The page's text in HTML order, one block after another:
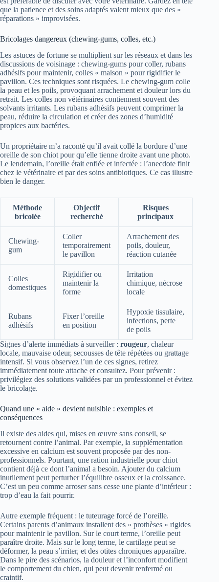
que la patience et des soins adaptés valent mieux que des «
réparations » improvisées.
Bricolages dangereux (chewing-gums, colles, etc.)
Les astuces de fortune se multiplient sur les réseaux et dans les
discussions de voisinage : chewing-gums pour coller, rubans
adhésifs pour maintenir, colles « maison » pour rigidifier le
pavillon. Ces techniques sont risquées. Le chewing-gum colle
la peau et les poils, provoquant arrachement et douleur lors du
retrait. Les colles non vétérinaires contiennent souvent des
solvants irritants. Les rubans adhésifs peuvent comprimer la
peau, réduire la circulation et créer des zones d’humidité
propices aux bactéries.
Un propriétaire m’a raconté qu’il avait collé la bordure d’une
oreille de son chiot pour qu’elle tienne droite avant une photo.
Le lendemain, l’oreille était enflée et infectée : l’anecdote finit
chez le vétérinaire et par des soins antibiotiques. Ce cas illustre
bien le danger.
Méthode
bricolée
Objectif
recherché
Risques
principaux
Chewing-
gum
Coller
temporairement
le pavillon
Arrachement des
poils, douleur,
réaction cutanée
Colles
domestiques
Rigidifier ou
maintenir la
forme
Irritation
chimique, nécrose
locale
Rubans
adhésifs
Fixer l’oreille
en position
Hypoxie tissulaire,
infections, perte
de poils
Signes d’alerte immédiats à surveiller : rougeur, chaleur
locale, mauvaise odeur, secousses de tête répétées ou grattage
intensif. Si vous observez l’un de ces signes, retirez
immédiatement toute attache et consultez. Pour prévenir :
privilégiez des solutions validées par un professionnel et évitez
le bricolage.
Quand une « aide » devient nuisible : exemples et
conséquences
Il existe des aides qui, mises en œuvre sans conseil, se
retournent contre l’animal. Par exemple, la supplémentation
excessive en calcium est souvent proposée par des non-
professionnels. Pourtant, une ration industrielle pour chiot
contient déjà ce dont l’animal a besoin. Ajouter du calcium
inutilement peut perturber l’équilibre osseux et la croissance.
C’est un peu comme arroser sans cesse une plante d’intérieur :
trop d’eau la fait pourrir.
Autre exemple fréquent : le tuteurage forcé de l’oreille.
Certains parents d’animaux installent des « prothèses » rigides
pour maintenir le pavillon. Sur le court terme, l’oreille peut
paraître droite. Mais sur le long terme, le cartilage peut se
déformer, la peau s’irriter, et des otites chroniques apparaître.
Dans le pire des scénarios, la douleur et l’inconfort modifient
le comportement du chien, qui peut devenir renfermé ou
craintif.